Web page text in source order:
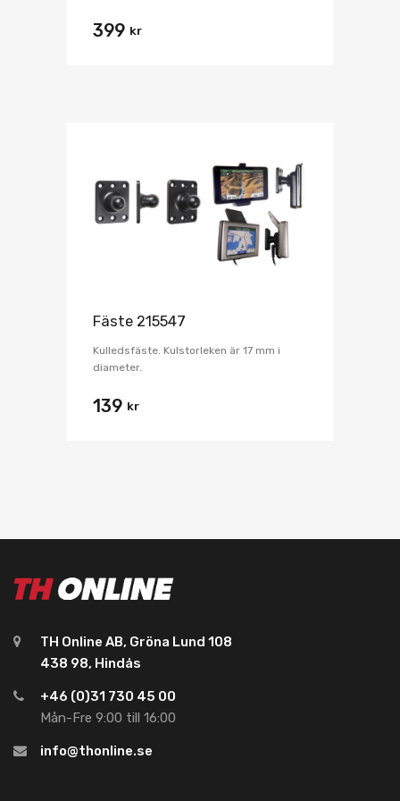
399 kr
Fäste 215547
Kulledsfäste. Kulstorleken är 17 mm i
diameter.
139 kr
TH Online AB, Gröna Lund 108
438 98, Hindås
+46 (0)31 730 45 00
Mån-Fre 9:00 till 16:00
info@thonline.se